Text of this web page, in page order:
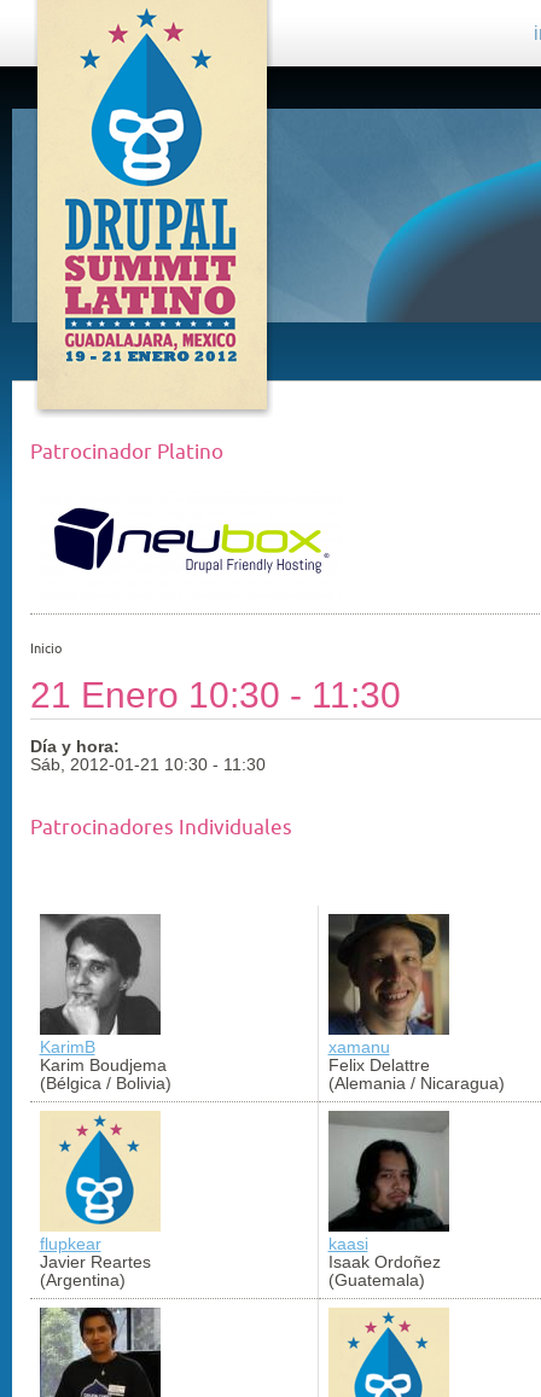
DRUPAL
SUMMIT
LATINO,
GUADALAJARA
2012
Patrocinador Platino
Inicio
21 Enero 10:30 - 11:30
Día y hora:
Sáb, 2012-01-21 10:30 - 11:30
Patrocinadores Individuales
KarimB
Karim Boudjema
(Bélgica / Bolivia)
xamanu
Felix Delattre
(Alemania / Nicaragua)
flupkear
Javier Reartes
(Argentina)
kaasi
Isaak Ordoñez
(Guatemala)